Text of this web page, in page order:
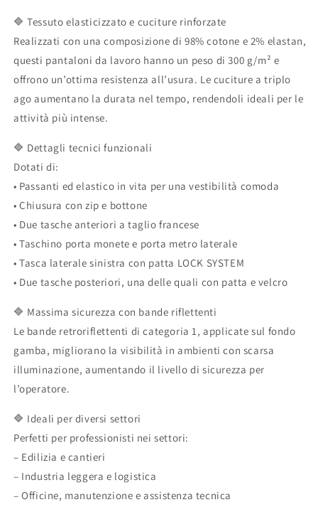
🔷 Tessuto elasticizzato e cuciture rinforzate
Realizzati con una composizione di 98% cotone e 2% elastan,
questi pantaloni da lavoro hanno un peso di 300 g/m² e
offrono un’ottima resistenza all’usura. Le cuciture a triplo
ago aumentano la durata nel tempo, rendendoli ideali per le
attività più intense.
🔷 Dettagli tecnici funzionali
Dotati di:
• Passanti ed elastico in vita per una vestibilità comoda
• Chiusura con zip e bottone
• Due tasche anteriori a taglio francese
• Taschino porta monete e porta metro laterale
• Tasca laterale sinistra con patta LOCK SYSTEM
• Due tasche posteriori, una delle quali con patta e velcro
🔷 Massima sicurezza con bande riflettenti
Le bande retroriflettenti di categoria 1, applicate sul fondo
gamba, migliorano la visibilità in ambienti con scarsa
illuminazione, aumentando il livello di sicurezza per
l’operatore.
🔷 Ideali per diversi settori
Perfetti per professionisti nei settori:
– Edilizia e cantieri
– Industria leggera e logistica
– Officine, manutenzione e assistenza tecnica